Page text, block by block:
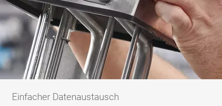
Einfacher Datenaustausch